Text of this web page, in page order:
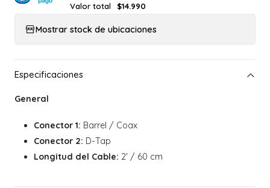
Valor total
$14.990
Mostrar stock de ubicaciones
General
Conector 1: Barrel / Coax
Conector 2: D-Tap
Longitud del Cable: 2' / 60 cm